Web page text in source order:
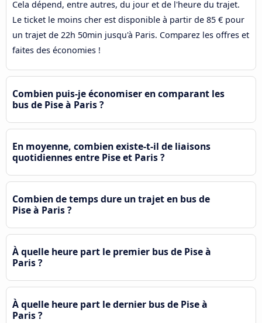
Cela dépend, entre autres, du jour et de l'heure du trajet.
Le ticket le moins cher est disponible à partir de 85 € pour
un trajet de 22h 50min jusqu'à Paris. Comparez les offres et
faites des économies !
Combien puis-je économiser en comparant les
bus de Pise à Paris ?
En moyenne, combien existe-t-il de liaisons
quotidiennes entre Pise et Paris ?
Combien de temps dure un trajet en bus de
Pise à Paris ?
À quelle heure part le premier bus de Pise à
Paris ?
À quelle heure part le dernier bus de Pise à
Paris ?